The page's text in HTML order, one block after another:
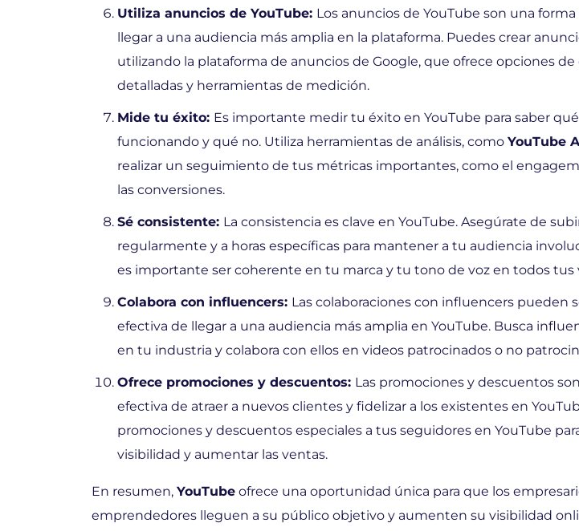
Utiliza anuncios de YouTube: Los anuncios de YouTube son una
llegar a una audiencia más amplia en la plataforma. Puedes crear
utilizando la plataforma de anuncios de Google, que ofrece opciones
detalladas y herramientas de medición.
Mide tu éxito: Es importante medir tu éxito en YouTube para saber
funcionando y qué no. Utiliza herramientas de análisis, como YouTube
realizar un seguimiento de tus métricas importantes, como el
las conversiones.
Sé consistente: La consistencia es clave en YouTube. Asegúrate de
regularmente y a horas específicas para mantener a tu audiencia
es importante ser coherente en tu marca y tu tono de voz en todos tus
Colabora con influencers: Las colaboraciones con influencers pueden
efectiva de llegar a una audiencia más amplia en YouTube. Busca
en tu industria y colabora con ellos en videos patrocinados o no
Ofrece promociones y descuentos: Las promociones y descuentos
efectiva de atraer a nuevos clientes y fidelizar a los existentes en
promociones y descuentos especiales a tus seguidores en YouTube
visibilidad y aumentar las ventas.
En resumen, YouTube ofrece una oportunidad única para que los
emprendedores lleguen a su público objetivo y aumenten su visibilidad